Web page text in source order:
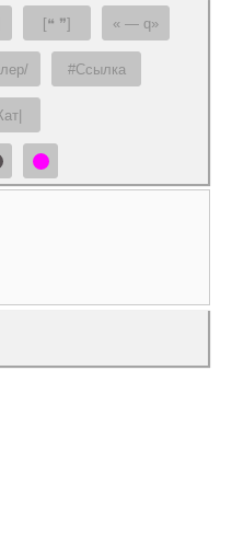
[❝ ❞] — q
#Ссылка